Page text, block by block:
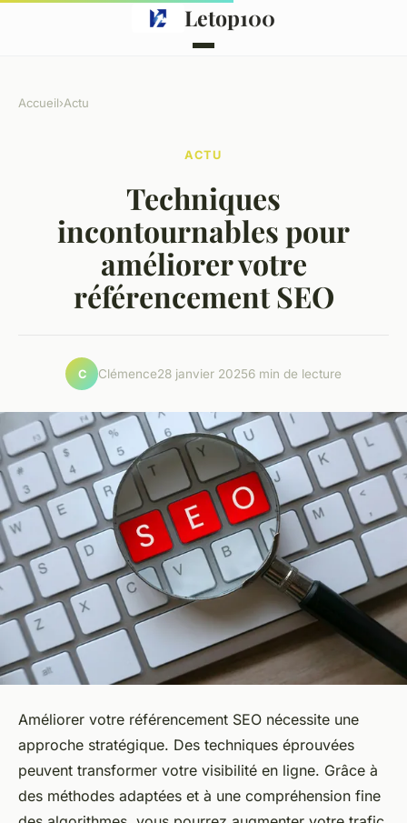
Letop100
Accueil›Actu
ACTU
Techniques
incontournables pour
améliorer votre
référencement SEO
C Clémence28 janvier 20256 min de lecture
Améliorer votre référencement SEO nécessite une
approche stratégique. Des techniques éprouvées
peuvent transformer votre visibilité en ligne. Grâce à
des méthodes adaptées et à une compréhension fine